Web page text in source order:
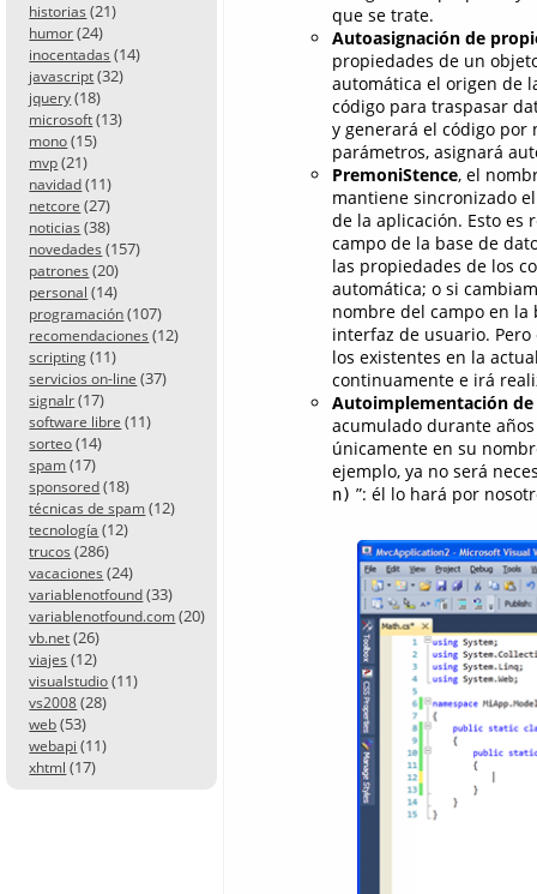
historias (21)
humor (24)
inocentadas (14)
javascript (32)
jquery (18)
microsoft (13)
mono (15)
mvp (21)
navidad (11)
netcore (27)
noticias (38)
novedades (157)
patrones (20)
personal (14)
programación (107)
recomendaciones (12)
scripting (11)
servicios on-line (37)
signalr (17)
software libre (11)
sorteo (14)
spam (17)
sponsored (18)
técnicas de spam (12)
tecnología (12)
trucos (286)
vacaciones (24)
variablenotfound (33)
variablenotfound.com (20)
vb.net (26)
viajes (12)
visualstudio (11)
vs2008 (28)
web (53)
webapi (11)
xhtml (17)
que se trate.
Autoasignación de
propiedades de un
automática el origen de
código para traspasar
y generará el código
parámetros, asignará
PremoniStence, el
mantiene sincronizado
de la aplicación. Esto es
campo de la base de
las propiedades de los
automática; o si
nombre del campo en la
interfaz de usuario.
los existentes en la
continuamente e irá
Autoimplementación
acumulado durante
únicamente en su
ejemplo, ya no será
n) ”: él lo hará por